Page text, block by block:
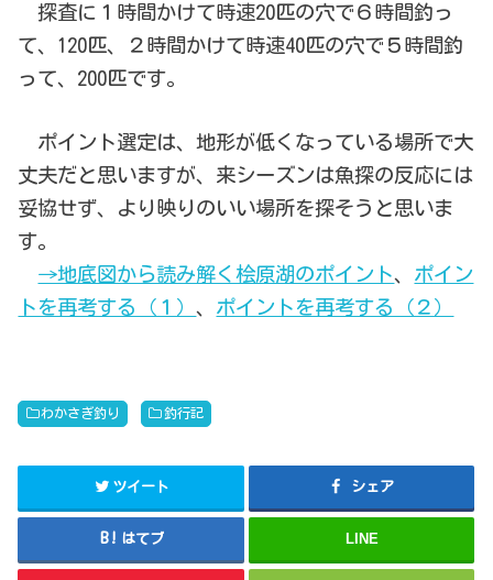
探査に１時間かけて時速20匹の穴で６時間釣っ
て、120匹、２時間かけて時速40匹の穴で５時間釣
って、200匹です。
ポイント選定は、地形が低くなっている場所で大
丈夫だと思いますが、来シーズンは魚探の反応には
妥協せず、より映りのいい場所を探そうと思いま
す。
→地底図から読み解く桧原湖のポイント、 ポイン
トを再考する（１） 、 ポイントを再考する（２）
わかさぎ釣り 釣行記
ツイート シェア
はてブ LINE